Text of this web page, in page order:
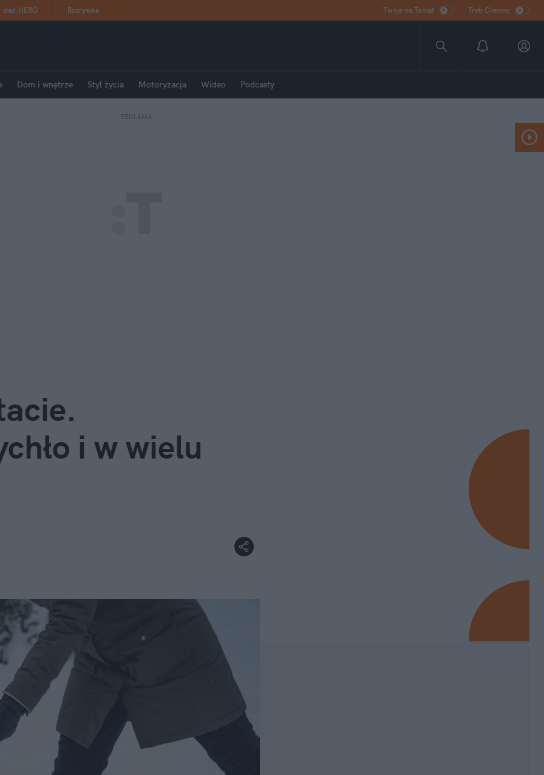
dad:HERO Rozrywka Twoje na:Temat Tryb Ciemny
Dom i wnętrze Styl życia Motoryzacja Wideo Podcasty
REKLAMA
i w wielu